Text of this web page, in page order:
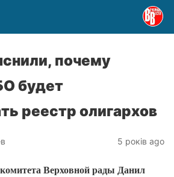
почему
будет
реестр олигархов
5 років ago
Верховной рады Данил